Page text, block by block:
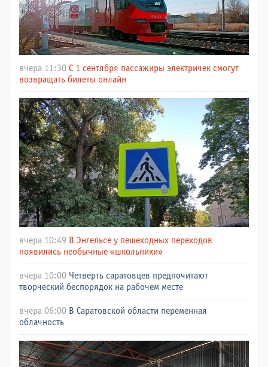
вчера 11:30 С 1 сентября пассажиры электричек смогут
возвращать билеты онлайн
вчера 10:49 В Энгельсе у пешеходных переходов
появились необычные «школьники»
вчера 10:00 Четверть саратовцев предпочитают
творческий беспорядок на рабочем месте
вчера 06:00 В Саратовской области переменная
облачность